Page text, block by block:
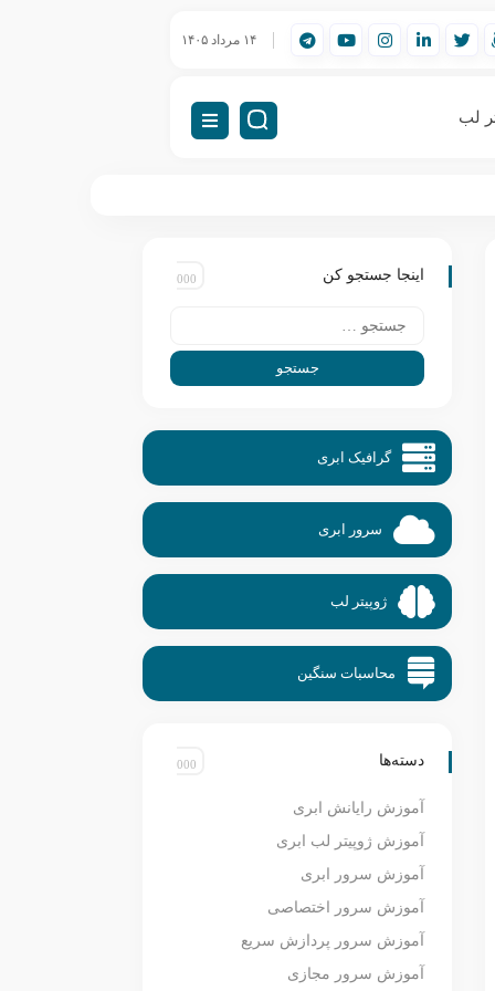
ورک‌استیشن مهندسی (Workstation) چیست؟ راه‌اندازی VDI (دسکتاپ مجازی) ۱۴ مرداد ۱۴۰۵
لب
اینجا جستجو کن
گرافیک ابری
سرور ابری
ژوپیتر لب
محاسبات سنگین
دسته‌ها
آموزش رایانش ابری
آموزش ژوپیتر لب ابری
آموزش سرور ابری
آموزش سرور اختصاصی
آموزش سرور پردازش سریع
آموزش سرور مجازی